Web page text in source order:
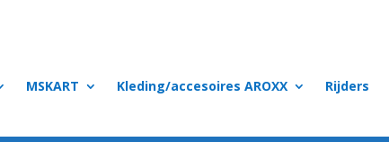
MSKART Kleding/accesoires AROXX Rijders